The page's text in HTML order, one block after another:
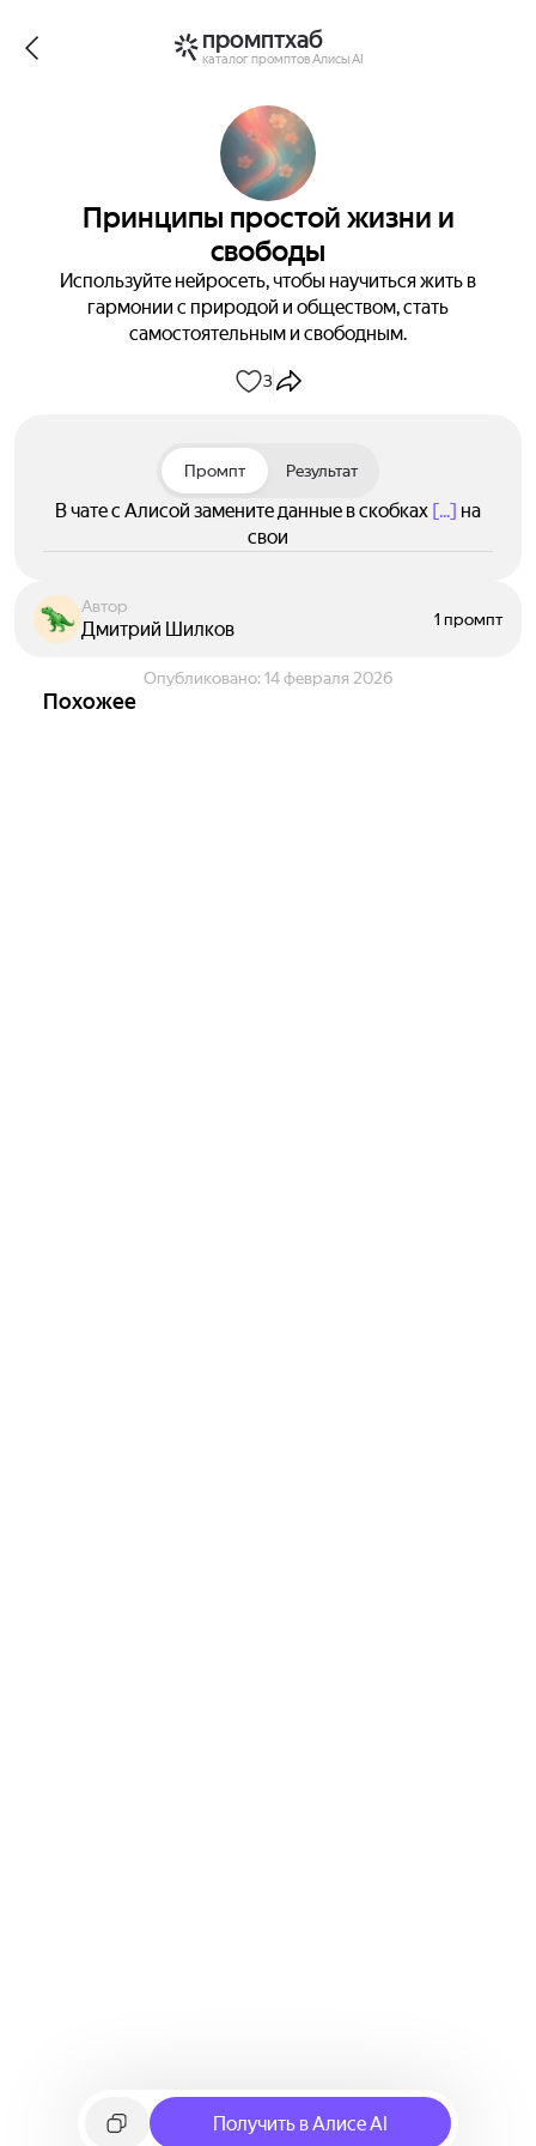
промптхаб
каталог промптов Алисы AI
Принципы простой жизни и
свободы
Используйте нейросеть, чтобы научиться жить в
гармонии с природой и обществом, стать
самостоятельным и свободным.
3
Промпт Результат
В чате с Алисой замените данные в скобках [...] на
свои
Автор
Дмитрий Шилков 1 промпт
Опубликовано: 14 февраля 2026
Похожее
Получить в Алисе AI